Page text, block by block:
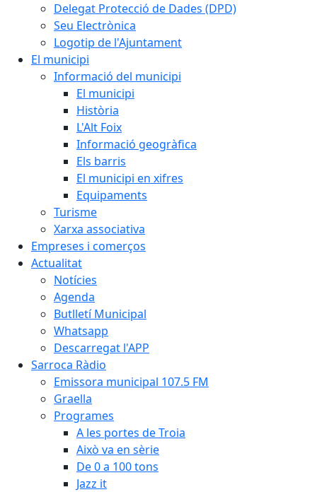
Delegat Protecció de Dades (DPD)
Seu Electrònica
Logotip de l'Ajuntament
El municipi
Informació del municipi
El municipi
Història
L'Alt Foix
Informació geogràfica
Els barris
El municipi en xifres
Equipaments
Turisme
Xarxa associativa
Empreses i comerços
Actualitat
Notícies
Agenda
Butlletí Municipal
Whatsapp
Descarregat l'APP
Sarroca Ràdio
Emissora municipal 107.5 FM
Graella
Programes
A les portes de Troia
Això va en sèrie
De 0 a 100 tons
Jazz it